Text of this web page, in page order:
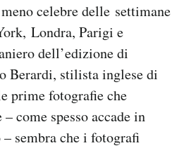
celebre delle settimane
Londra, Parigi e
dell’edizione di
Berardi, stilista inglese di
prime fotografie che
come spesso accade in
sembra che i fotografi